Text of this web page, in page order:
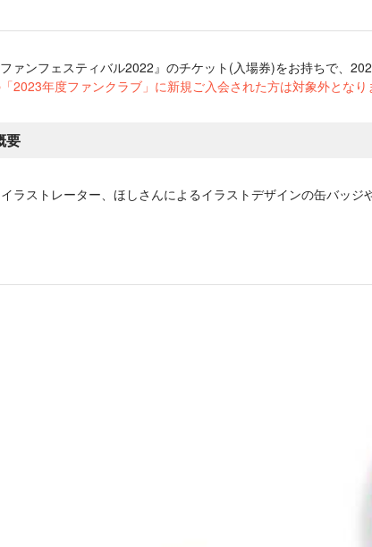
ファンフェスティバル2022』のチケット(入場券)をお持ちで、
2023年度ファンクラブ」に新規ご入会された方は対象外となり
要
ラストレーター、ほしさんによるイラストデザインの缶バッ